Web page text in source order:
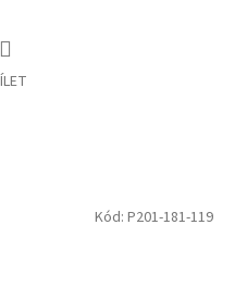
Kód: P201-181-119